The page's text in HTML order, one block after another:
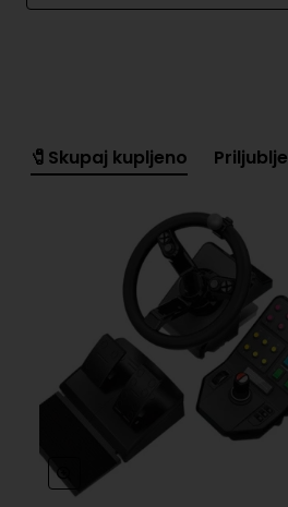
Vse je tukaj in vse za čim bolj
🧷Skupaj kupljeno